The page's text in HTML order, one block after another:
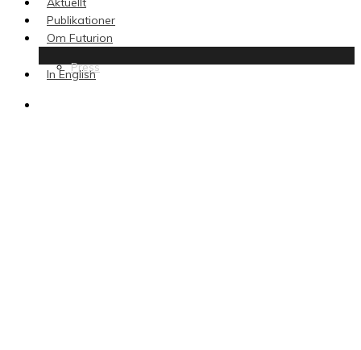
Publikationer
Om Futurion
Press
In English